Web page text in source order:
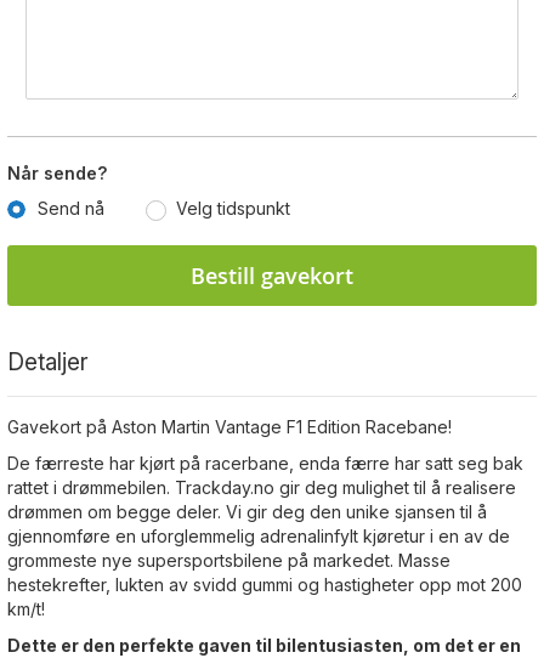
Når sende?
Send nå
Velg tidspunkt
Bestill gavekort
Detaljer
Gavekort på Aston Martin Vantage F1 Edition Racebane!
De færreste har kjørt på racerbane, enda færre har satt seg bak
rattet i drømmebilen. Trackday.no gir deg mulighet til å realisere
drømmen om begge deler. Vi gir deg den unike sjansen til å
gjennomføre en uforglemmelig adrenalinfylt kjøretur i en av de
grommeste nye supersportsbilene på markedet. Masse
hestekrefter, lukten av svidd gummi og hastigheter opp mot 200
km/t!
Dette er den perfekte gaven til bilentusiasten, om det er en